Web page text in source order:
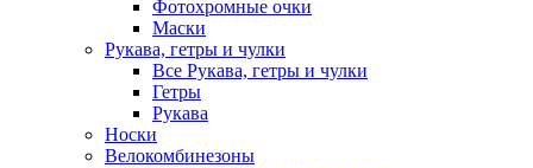
Фотохромные очки
Маски
Рукава, гетры и чулки
Все Рукава, гетры и чулки
Гетры
Рукава
Носки
Велокомбинезоны